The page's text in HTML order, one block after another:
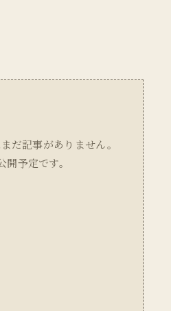
だ記事がありません。
開予定です。